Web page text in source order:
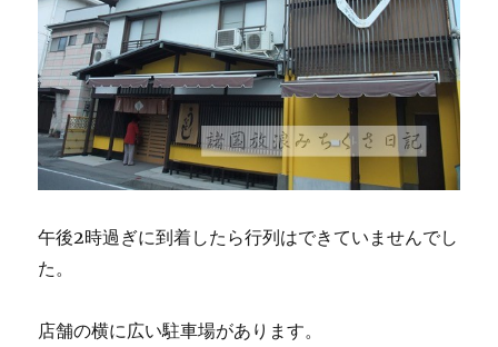
午後2時過ぎに到着したら行列はできていませんでし
た。
店舗の横に広い駐車場があります。